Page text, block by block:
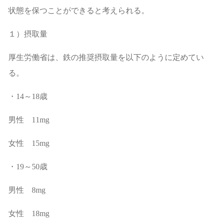
状態を保つことができると考えられる。
１）摂取量
厚生労働省は、鉄の推奨摂取量を以下のように定めてい
る。
・ 14～ 18歳
男性 11mg
女性 15mg
・ 19～ 50歳
男性 8mg
女性 18mg